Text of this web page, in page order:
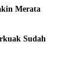
Merata
Sudah